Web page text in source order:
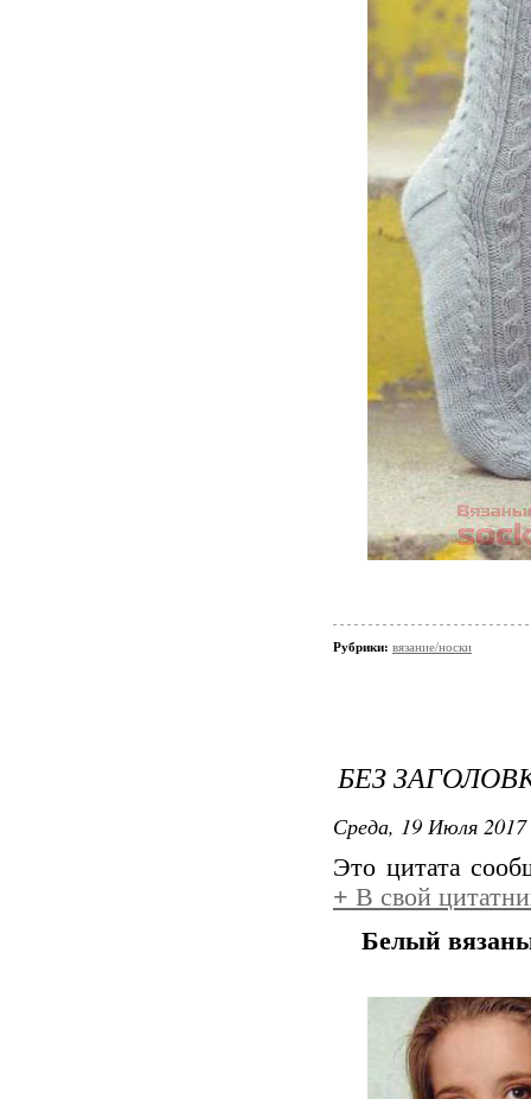
Рубрики: вязание/носки
БЕЗ
Среда, 19 Июля
Это цитата
+ В свой
Белый